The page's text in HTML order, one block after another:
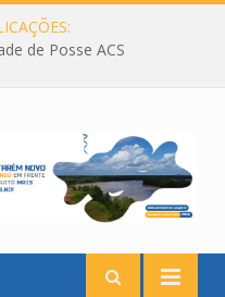
de Posse ACS